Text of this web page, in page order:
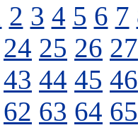
2 3 4 5 6 7
24 25 26 27
43 44 45 46
62 63 64 65